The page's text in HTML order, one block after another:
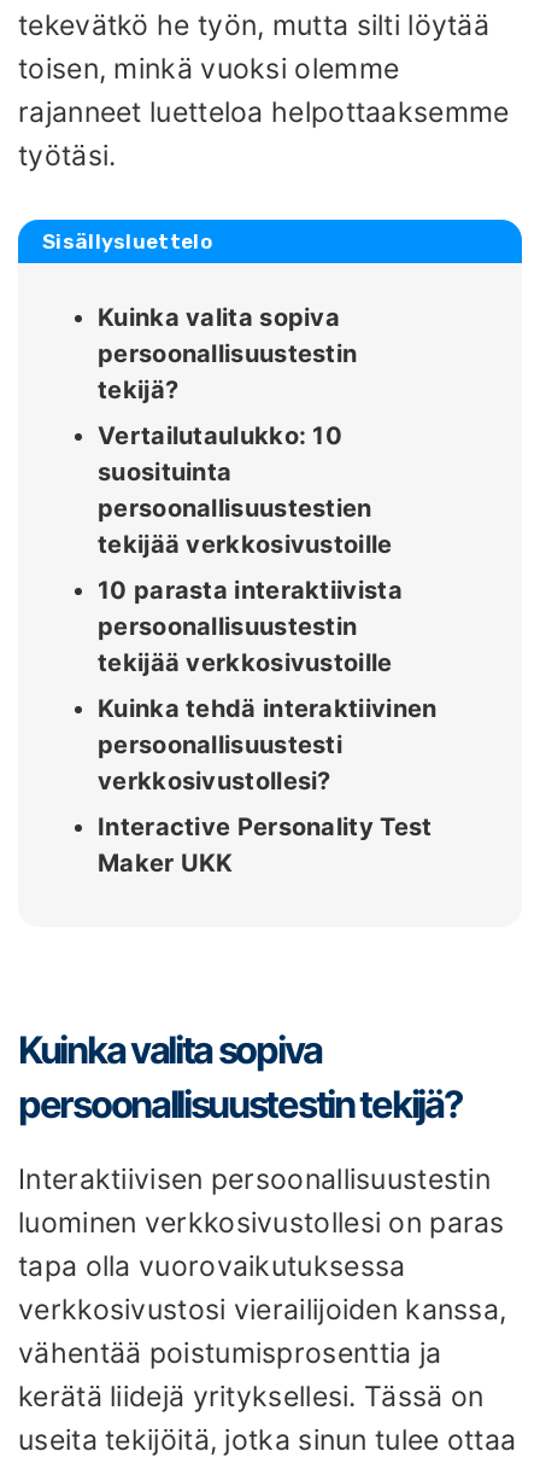
tekevätkö he työn, mutta silti löytää
toisen, minkä vuoksi olemme
rajanneet luetteloa helpottaaksemme
työtäsi.
Sisällysluettelo
Kuinka valita sopiva
persoonallisuustestin
tekijä?
Vertailutaulukko: 10
suosituinta
persoonallisuustestien
tekijää verkkosivustoille
10 parasta interaktiivista
persoonallisuustestin
tekijää verkkosivustoille
Kuinka tehdä interaktiivinen
persoonallisuustesti
verkkosivustollesi?
Interactive Personality Test
Maker UKK
Kuinka valita sopiva
persoonallisuustestin tekijä?
Interaktiivisen persoonallisuustestin
luominen verkkosivustollesi on paras
tapa olla vuorovaikutuksessa
verkkosivustosi vierailijoiden kanssa,
vähentää poistumisprosenttia ja
kerätä liidejä yrityksellesi. Tässä on
useita tekijöitä, jotka sinun tulee ottaa